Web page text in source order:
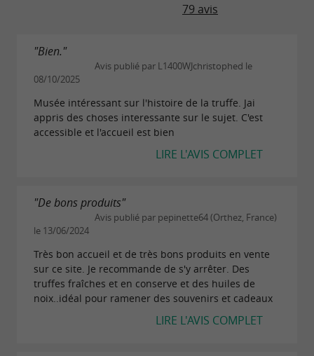
du lundi au samedi (sauf mardi) de 10h à
fermé les mardis et jours fériés
Fermé les mardis, dimanches, et jours
fériés (sauf Lundi de Pentecôte).
Juillet et août :
Lundi au samedi de 10h à 18h
Dimanche de 10h à 13h et de 14h à 18h
79 avis
"Bien."
Avis publié par L1400WJchristophed le
08/10/2025
Musée intéressant sur l'histoire de la truffe. Jai
appris des choses interessante sur le sujet. C'est
accessible et l'accueil est bien
LIRE L'AVIS COMPLET
"De bons produits"
Avis publié par pepinette64 (Orthez, France)
le 13/06/2024
Très bon accueil et de très bons produits en vente
sur ce site. Je recommande de s'y arrêter. Des
truffes fraîches et en conserve et des huiles de
noix..idéal pour ramener des souvenirs et cadeaux
LIRE L'AVIS COMPLET